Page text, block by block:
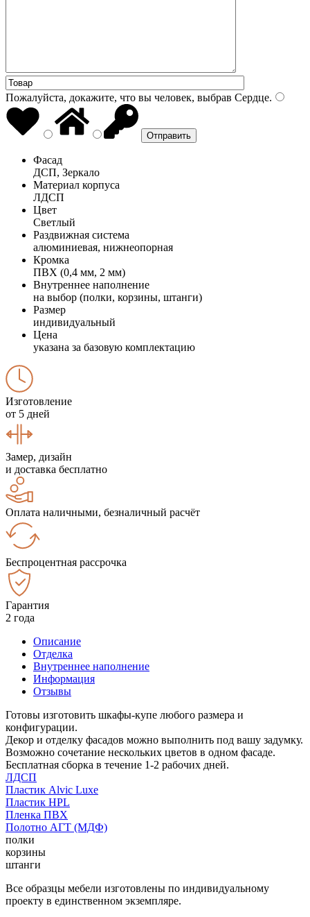
Пожалуйста, докажите, что вы человек, выбрав Сердце.
Фасад
ДСП, Зеркало
Материал корпуса
ЛДСП
Цвет
Светлый
Раздвижная система
алюминиевая, нижнеопорная
Кромка
ПВХ (0,4 мм, 2 мм)
Внутреннее наполнение
на выбор (полки, корзины, штанги)
Размер
индивидуальный
Цена
указана за базовую комплектацию
Изготовление
от 5 дней
Замер, дизайн
и доставка бесплатно
Оплата наличными, безналичный расчёт
Беспроцентная рассрочка
Гарантия
2 года
Описание
Отделка
Внутреннее наполнение
Информация
Отзывы
Готовы изготовить шкафы-купе любого размера и
конфигурации.
Декор и отделку фасадов можно выполнить под вашу задумку.
Возможно сочетание нескольких цветов в одном фасаде.
Бесплатная сборка в течение 1-2 рабочих дней.
ЛДСП
Пластик Alvic Luxe
Пластик HPL
Пленка ПВХ
Полотно АГТ (МДФ)
полки
корзины
штанги
Все образцы мебели изготовлены по индивидуальному
проекту в единственном экземпляре.